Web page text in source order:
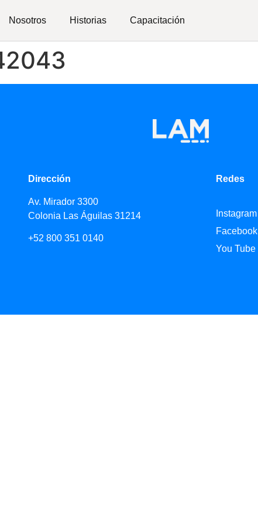
Nosotros Historias Capacitación
Dirección
Av. Mirador 3300
Colonia Las Águilas 31214
+52 800 351 0140
Redes
Instagram
Facebook
You Tube